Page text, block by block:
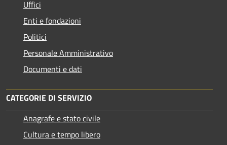
Uffici
Enti e fondazioni
Politici
Personale Amministrativo
Documenti e dati
CATEGORIE DI SERVIZIO
Anagrafe e stato civile
Cultura e tempo libero